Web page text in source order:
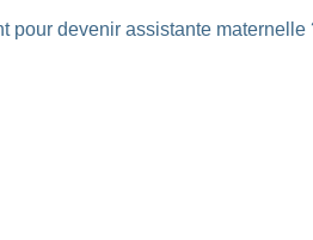
pour devenir assistante maternelle